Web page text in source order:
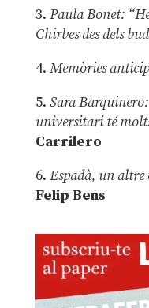
3. Paula Bonet:
Chirbes des dels
4. Memòries
5. Sara Barquinero:
universitari té
Carrilero
6. Espadà, un altre
Felip Bens